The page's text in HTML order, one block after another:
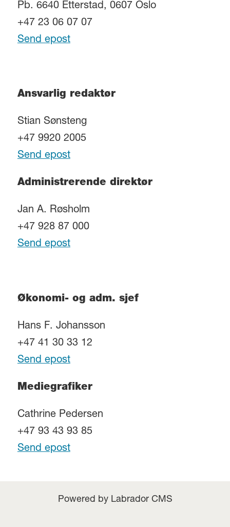
Pb. 6640 Etterstad, 0607 Oslo
+47 23 06 07 07
Send epost
Ansvarlig redaktør
Stian Sønsteng
+47 9920 2005
Send epost
Administrerende direktør
Jan A. Røsholm
+47 928 87 000
Send epost
Økonomi- og adm. sjef
Hans F. Johansson
+47 41 30 33 12
Send epost
Mediegrafiker
Cathrine Pedersen
+47 93 43 93 85
Send epost
Powered by Labrador CMS